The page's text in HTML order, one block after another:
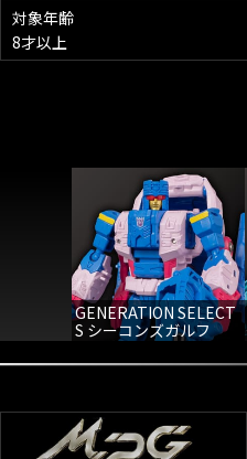
対象年齢
8才以上
GENERATION SELECT
S シーコンズガルフ